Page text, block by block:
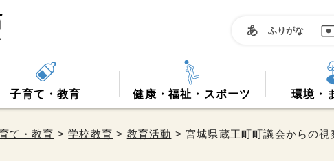
ふりがな
子育て・教育 健康・福祉・スポーツ 環境・
て・教育 >学校教育 > 教育活動 > 宮城県蔵王町町議会からの視